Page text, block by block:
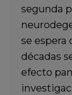
segunda
se espera
décadas
efecto